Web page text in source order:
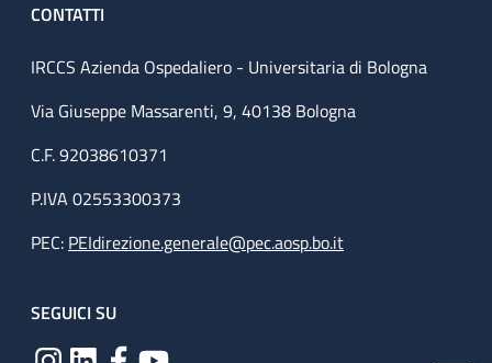
CONTATTI
IRCCS Azienda Ospedaliero - Universitaria di Bologna
Via Giuseppe Massarenti, 9, 40138 Bologna
C.F. 92038610371
P.IVA 02553300373
PEC: PEIdirezione.generale@pec.aosp.bo.it
SEGUICI SU